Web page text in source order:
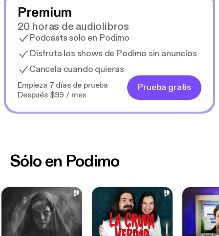
Premium
20 horas de audiolibros
Podcasts solo en Podimo
Disfruta los shows de Podimo sin anuncios
Cancela cuando quieras
Empieza 7 días de prueba
Después $99 / mes
Prueba gratis
Sólo en Podimo